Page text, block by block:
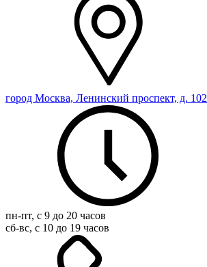
город Москва, Ленинский проспект, д. 102
пн-пт, с 9 до 20 часов
сб-вс, с 10 до 19 часов